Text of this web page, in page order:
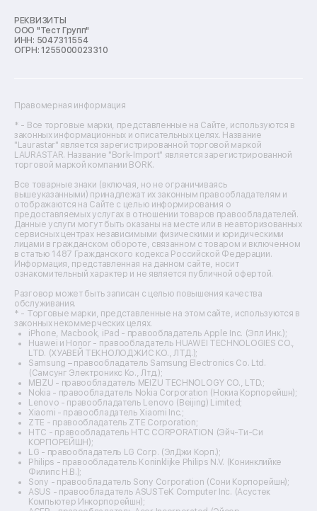
Ремонт морозильных камер
Ремонт отпаривателей
Ремонт плоттеров
Ремонт фенов
Ремонт цифровых биноклей
Ремонт тепловизоров
Ремонт массажных кресел
Ремонт водонагревателей
Ремонт вытяжек
Ремонт источников бесперебойного питания
Ремонт пароварок
Ремонт микшерных пультов
Ремонт dj-пультов
Ремонт кухонных плит
Ремонт стедикамов
Ремонт оптических прицелов
Ремонт электровелосипедов
Ремонт видеокамер
Ремонт эхолотов
Ремонт 3d-принтеров
Ремонт прицелов ночного видения
Ремонт винных шкафов
Ремонт выпрямителей
Ремонт сушилок для рук
Ремонт дальномеров
Ремонт снегоуборщиков
РЕКВИЗИТЫ
ООО "Тест Групп"
ИНН: 5047311554
ОГРН: 1255000023310
Правомерная информация
* - Все торговые марки, представленные на Сайте, используются в
законных информационных и описательных целях. Название
"Laurastar" является зарегистрированной торговой маркой
LAURASTAR. Название "Bork-Import" является зарегистрированной
торговой маркой компании BORK.
Все товарные знаки (включая, но не ограничиваясь
вышеуказанными) принадлежат их законным правообладателям и
отображаются на Сайте с целью информирования о
предоставляемых услугах в отношении товаров правообладателей.
Данные услуги могут быть оказаны на месте или в неавторизованных
сервисных центрах независимыми физическими и юридическими
лицами в гражданском обороте, связанном с товаром и включенном
в статью 1487 Гражданского кодекса Российской Федерации.
Информация, представленная на данном сайте, носит
ознакомительный характер и не является публичной офертой.
Разговор может быть записан с целью повышения качества
обслуживания.
* - Торговые марки, представленные на этом сайте, используются в
законных некоммерческих целях.
iPhone, Macbook, iPad - правообладатель Apple Inc. (Эпл Инк.);
Huawei и Honor - правообладатель HUAWEI TECHNOLOGIES CO.,
LTD. (ХУАВЕЙ ТЕКНОЛОДЖИС КО., ЛТД.);
Samsung – правообладатель Samsung Electronics Co. Ltd.
(Самсунг Электроникс Ко., Лтд.);
MEIZU - правообладатель MEIZU TECHNOLOGY CO., LTD.;
Nokia - правообладатель Nokia Corporation (Нокиа Корпорейшн);
Lenovo - правообладатель Lenovo (Beijing) Limited;
Xiaomi - правообладатель Xiaomi Inc.;
ZTE - правообладатель ZTE Corporation;
HTC - правообладатель HTC CORPORATION (Эйч-Ти-Си
КОРПОРЕЙШН);
LG - правообладатель LG Corp. (ЭлДжи Корп.);
Philips - правообладатель Koninklijke Philips N.V. (Конинклийке
Филипс Н.В.);
Sony - правообладатель Sony Corporation (Сони Корпорейшн);
ASUS - правообладатель ASUSTeK Computer Inc. (Асустек
Компьютер Инкорпорейшн);